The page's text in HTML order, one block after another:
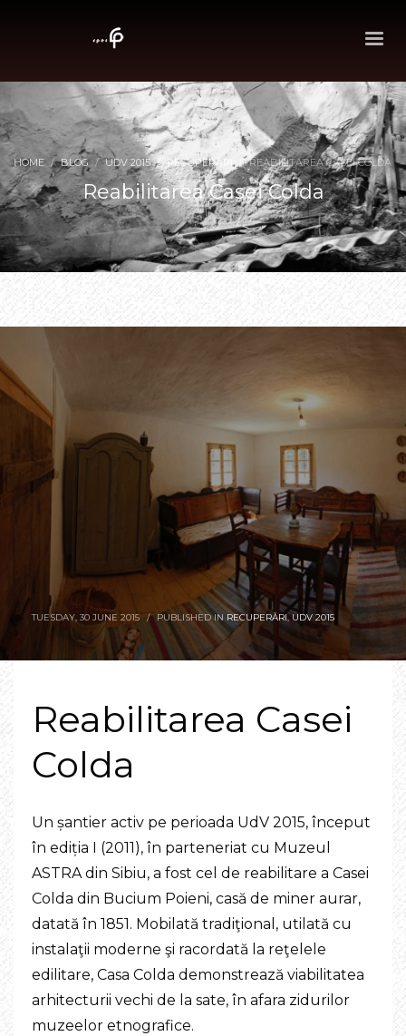
HOME BLOG UDV 2015 RECUPERĂRI REABILITAREA CASEI COLDA
Reabilitarea Casei Colda
TUESDAY, 30 JUNE 2015 / PUBLISHED IN RECUPERĂRI,UDV 2015
Reabilitarea Casei
Colda
Un șantier activ pe perioada UdV 2015, început
în ediția I (2011), în parteneriat cu Muzeul
ASTRA din Sibiu, a fost cel de reabilitare a Casei
Colda din Bucium Poieni, casă de miner aurar,
datată în 1851. Mobilată tradiţional, utilată cu
instalaţii moderne şi racordată la reţelele
edilitare, Casa Colda demonstrează viabilitatea
arhitecturii vechi de la sate, în afara zidurilor
muzeelor etnografice.